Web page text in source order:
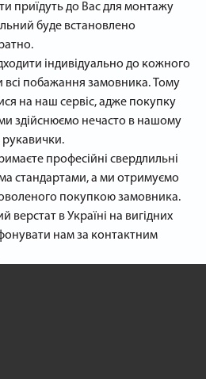
приїдуть до Вас для монтажу
буде встановлено
індивідуально до кожного
всі побажання замовника. Тому
на наш сервіс, адже покупку
здійснюємо нечасто в нашому
рукавички.
професійні свердлильні
стандартами, а ми отримуємо
покупкою замовника.
в Україні на вигідних
нам за контактним